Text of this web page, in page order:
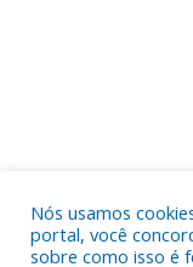
Nós usamos
portal, você
sobre como isso é